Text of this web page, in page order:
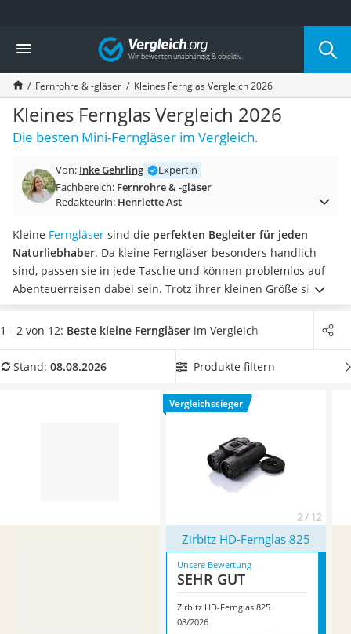
Die beliebtesten Vergleiche nach Kategorie
Freizeit & Sport
Gartentrampolin
Trampolin
Metalldetektor
Eufab-Fahrradträger
Trampolin 366 cm
Aluminium-Koffer
Futterboot
E-Bike-Dreirad
Trekkingschuhe Herren
Reisetasche mit Rollen
Klimmzugstation
Koffer
Nachtsichtgerät
Handgepäck-Koffer
Vergleich
Fernrohre & -gläser Kleines Fernglas Vergleich 2026
Kleines Fernglas Vergleich 2026
Die besten Mini-Ferngläser im Vergleich.
Von: Inke Gehrling
Expertin
Fachbereich: Fernrohre & -gläser
Redakteurin: Henriette Ast
Kleine Ferngläser sind die perfekten Begleiter für jeden
Naturliebhaber. Da kleine Ferngläser besonders handlich
sind, passen sie in jede Tasche und können problemlos auf
Abenteuerreisen dabei sein. Trotz ihrer kleinen Größe sind
diese Ferngläser sehr leistungsstark. Diverse Online-Tests
haben gezeigt, dasskleine Ferngläser sogar in Hosentaschen
Vergleichstabelle ein kleines Fernglas aus, das besonders
Zirbitz HD-Fernglas 825
1 - 2 von 12: Beste kleine Ferngläser im Vergleich
Stand: 08.08.2026 Produkte filtern
Vergleichssieger
2 / 12
Zirbitz HD-Fernglas 825
Unsere Bewertung
SEHR GUT
Zirbitz HD-Fernglas 825
08/2026